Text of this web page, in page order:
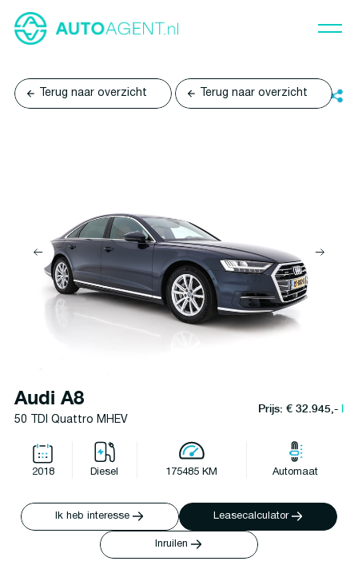
Terug naar overzicht Terug naar overzicht
Audi A8
50 TDI Quattro MHEV
Prijs: € 32.945,-l
2018 Diesel 175485 KM Automaat
Ik heb interesse Leasecalculator
Inruilen